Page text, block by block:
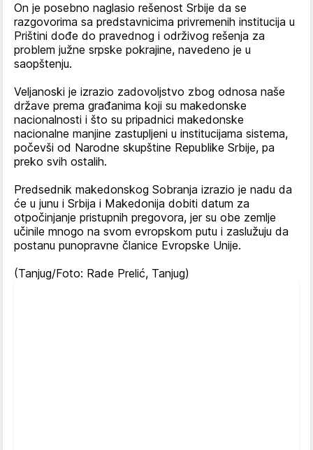
On je posebno naglasio rešenost Srbije da se
razgovorima sa predstavnicima privremenih institucija u
Prištini dođe do pravednog i održivog rešenja za
problem južne srpske pokrajine, navedeno je u
saopštenju.
Veljanoski je izrazio zadovoljstvo zbog odnosa naše
države prema građanima koji su makedonske
nacionalnosti i što su pripadnici makedonske
nacionalne manjine zastupljeni u institucijama sistema,
počevši od Narodne skupštine Republike Srbije, pa
preko svih ostalih.
Predsednik makedonskog Sobranja izrazio je nadu da
će u junu i Srbija i Makedonija dobiti datum za
otpočinjanje pristupnih pregovora, jer su obe zemlje
učinile mnogo na svom evropskom putu i zaslužuju da
postanu punopravne članice Evropske Unije.
(Tanjug/Foto: Rade Prelić, Tanjug)